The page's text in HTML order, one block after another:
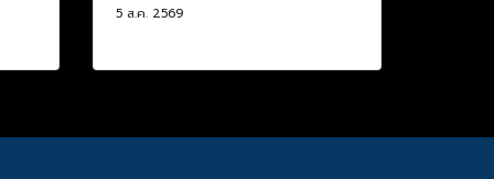
5 ส.ค. 2569